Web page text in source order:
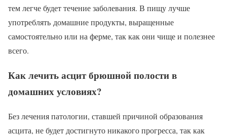
тем легче будет течение заболевания. В пищу лучше
употреблять домашние продукты, выращенные
самостоятельно или на ферме, так как они чище и полезнее
всего.
Как лечить асцит брюшной полости в
домашних условиях?
Без лечения патологии, ставшей причиной образования
асцита, не будет достигнуто никакого прогресса, так как